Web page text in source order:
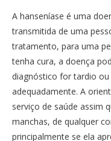
A hanseníase é uma
transmitida de uma
tratamento, para uma
tenha cura, a doença
diagnóstico for tardio
adequadamente. A
serviço de saúde assim
manchas, de qualquer
principalmente se ela